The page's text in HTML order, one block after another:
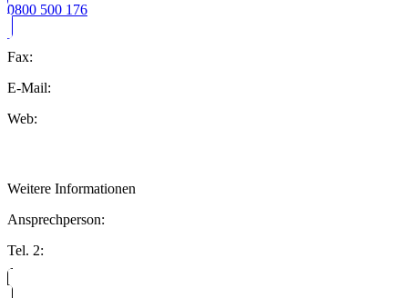
0800 500 176
Fax:
E-Mail:
Web:
Weitere Informationen
Ansprechperson:
Tel. 2: